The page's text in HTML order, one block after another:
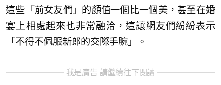
這些「前女友們」的顏值一個比一個美，甚至在婚
宴上相處起來也非常融洽，這讓網友們紛紛表示
「不得不佩服新郎的交際手腕」。
我是廣告 請繼續往下閱讀